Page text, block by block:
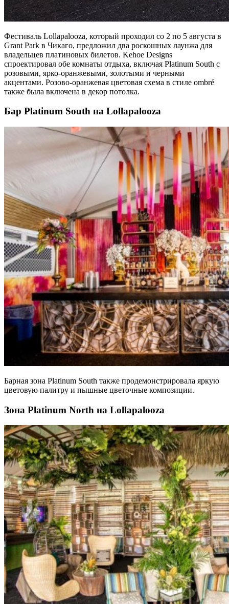
Фестиваль Lollapalooza, который проходил со 2 по 5 августа в
Grant Park в Чикаго, предложил два роскошных лаунжа для
владельцев платиновых билетов. Kehoe Designs
спроектировал обе комнаты отдыха, включая Platinum South с
розовыми, ярко-оранжевыми, золотыми и черными
акцентами. Розово-оранжевая цветовая схема в стиле ombré
также была включена в декор потолка.
Бар Platinum South на Lollapalooza
Барная зона Platinum South также продемонстрировала яркую
цветовую палитру и пышные цветочные композиции.
Зона Platinum North на Lollapalooza